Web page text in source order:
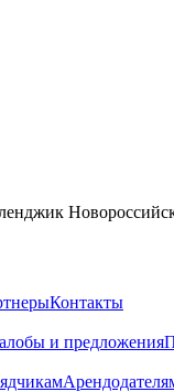
Контакты
и предложения